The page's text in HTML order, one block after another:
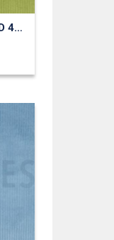
GEWASCHEN CORD 4.5W